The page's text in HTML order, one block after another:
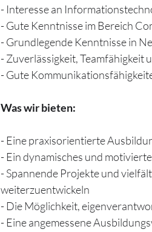
- Interesse an
- Gute Kenntnisse im Bereich
- Grundlegende Kenntnisse in
- Zuverlässigkeit, Teamfähigkeit
- Gute
Was wir bieten:
- Eine praxisorientierte
- Ein dynamisches und
- Spannende Projekte und
weiterzuentwickeln
- Die Möglichkeit,
- Eine angemessene